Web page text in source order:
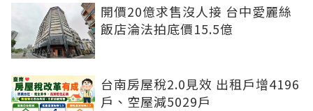
開價20億求售沒人接 台中愛麗絲
飯店淪法拍底價15.5億
台南房屋稅2.0見效 出租戶增4196
戶、空屋減5029戶